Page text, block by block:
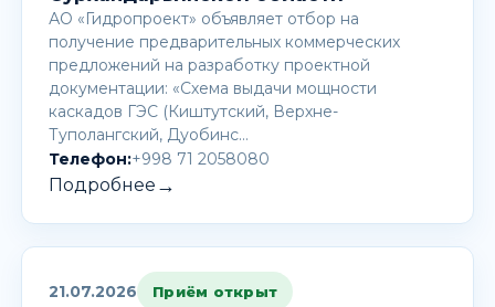
АО «Гидропроект» объявляет отбор на
получение предварительных коммерческих
предложений на разработку проектной
документации: «Схема выдачи мощности
каскадов ГЭС (Киштутский, Верхне-
Туполангский, Дуобинс…
Телефон:+998 71 2058080
Подробнее →
21.07.2026 Приём открыт